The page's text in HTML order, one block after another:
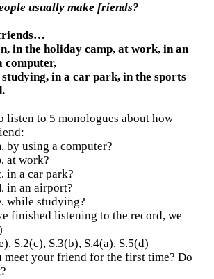
usually make friends?
in the holiday camp, at work, in an
computer,
in a car park, in the sports
listen to 5 monologues about how
by using a computer?
at work?
in a car park?
in an airport?
while studying?
finished listening to the record, we
S.2(c), S.3(b), S.4(a), S.5(d)
meet your friend for the first time? Do